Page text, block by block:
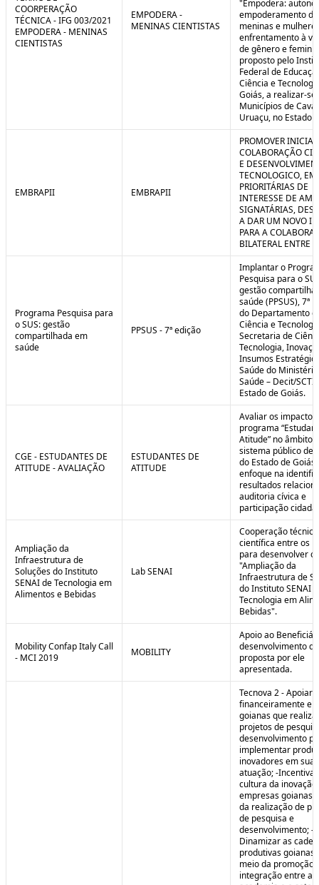
COORPERAÇÃO
TÉCNICA - IFG 003/2021
EMPODERA - MENINAS
CIENTISTAS
EMPODERA -
MENINAS CIENTISTAS
"Empodera:
empoderamento de
meninas e
enfrentamento à
de gênero e
proposto pelo
Federal de
Ciência e
Goiás, a realizar-se
Municípios de
Uruaçu, no Estado
EMBRAPII EMBRAPII
PROMOVER
COLABORAÇÃO
E
TECNOLOGICO, EM
PRIORITÁRIAS DE
INTERESSE DE
SIGNATÁRIAS,
A DAR UM NOVO
PARA A
BILATERAL ENTRE
Programa Pesquisa para
o SUS: gestão
compartilhada em
saúde
PPSUS - 7ª edição
Implantar o
Pesquisa para o
gestão
saúde (PPSUS), 7ª
do Departamento
Ciência e
Secretaria de
Tecnologia,
Insumos
Saúde do
Saúde – Decit/
Estado de Goiás.
CGE - ESTUDANTES DE
ATITUDE - AVALIAÇÃO
ESTUDANTES DE
ATITUDE
Avaliar os impactos
programa
Atitude” no âmbito
sistema público de
do Estado de
enfoque na
resultados
auditoria cívica e
participação cidadã
Ampliação da
Infraestrutura de
Soluções do Instituto
SENAI de Tecnologia em
Alimentos e Bebidas
Lab SENAI
Cooperação
científica entre os
para desenvolver o
"Ampliação da
Infraestrutura de
do Instituto SENAI
Tecnologia em
Bebidas".
Mobility Confap Italy Call
- MCI 2019
MOBILITY
Apoio ao
desenvolvimento da
proposta por ele
apresentada.
Tecnova 2 - Apoiar
financeiramente
goianas que
projetos de
desenvolvimento
implementar
inovadores em sua
atuação; -
cultura da inovação
empresas goianas
da realização de
de pesquisa e
desenvolvimento; -
Dinamizar as
produtivas goianas
meio da promoção
integração entre a